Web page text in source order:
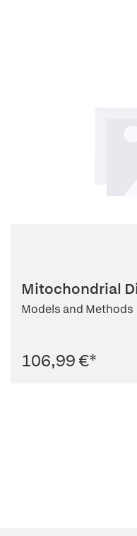
Mitochondrial
Models and Methods
106,99 €*